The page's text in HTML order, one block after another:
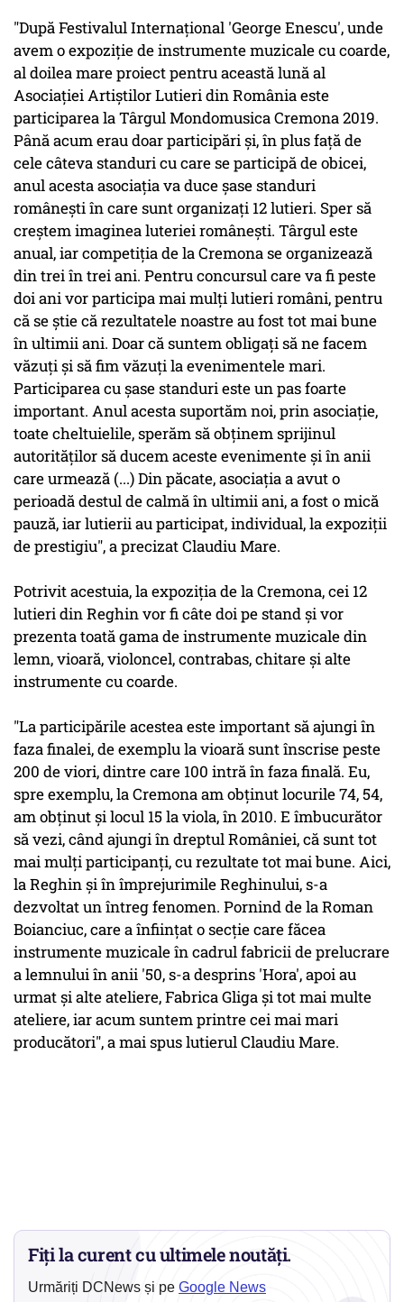
"După Festivalul Internaţional 'George Enescu', unde
avem o expoziţie de instrumente muzicale cu coarde,
al doilea mare proiect pentru această lună al
Asociaţiei Artiştilor Lutieri din România este
participarea la Târgul Mondomusica Cremona 2019.
Până acum erau doar participări şi, în plus faţă de
cele câteva standuri cu care se participă de obicei,
anul acesta asociaţia va duce şase standuri
româneşti în care sunt organizaţi 12 lutieri. Sper să
creştem imaginea luteriei româneşti. Târgul este
anual, iar competiţia de la Cremona se organizează
din trei în trei ani. Pentru concursul care va fi peste
doi ani vor participa mai mulţi lutieri români, pentru
că se ştie că rezultatele noastre au fost tot mai bune
în ultimii ani. Doar că suntem obligaţi să ne facem
văzuţi şi să fim văzuţi la evenimentele mari.
Participarea cu şase standuri este un pas foarte
important. Anul acesta suportăm noi, prin asociaţie,
toate cheltuielile, sperăm să obţinem sprijinul
autorităţilor să ducem aceste evenimente şi în anii
care urmează (...) Din păcate, asociaţia a avut o
perioadă destul de calmă în ultimii ani, a fost o mică
pauză, iar lutierii au participat, individual, la expoziţii
de prestigiu", a precizat Claudiu Mare.
Potrivit acestuia, la expoziţia de la Cremona, cei 12
lutieri din Reghin vor fi câte doi pe stand şi vor
prezenta toată gama de instrumente muzicale din
lemn, vioară, violoncel, contrabas, chitare şi alte
instrumente cu coarde.
"La participările acestea este important să ajungi în
faza finalei, de exemplu la vioară sunt înscrise peste
200 de viori, dintre care 100 intră în faza finală. Eu,
spre exemplu, la Cremona am obţinut locurile 74, 54,
am obţinut şi locul 15 la viola, în 2010. E îmbucurător
să vezi, când ajungi în dreptul României, că sunt tot
mai mulţi participanţi, cu rezultate tot mai bune. Aici,
la Reghin şi în împrejurimile Reghinului, s-a
dezvoltat un întreg fenomen. Pornind de la Roman
Boianciuc, care a înfiinţat o secţie care făcea
instrumente muzicale în cadrul fabricii de prelucrare
a lemnului în anii '50, s-a desprins 'Hora', apoi au
urmat şi alte ateliere, Fabrica Gliga şi tot mai multe
ateliere, iar acum suntem printre cei mai mari
producători", a mai spus lutierul Claudiu Mare.
Fiți la curent cu ultimele noutăți.
Urmăriți DCNews și pe Google News